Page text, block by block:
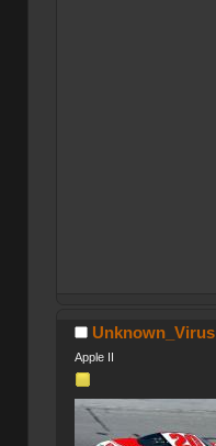
Unknown_Virus
Apple II